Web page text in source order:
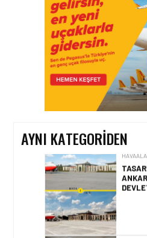
AYNI KATEGORIDEN